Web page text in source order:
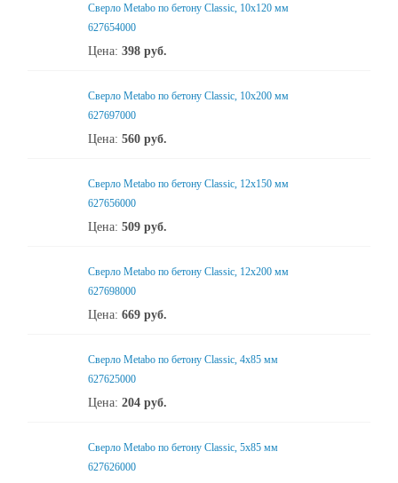
Сверло Metabo по бетону Classic, 10х120 мм
627654000
Цена: 398 руб.
Сверло Metabo по бетону Classic, 10х200 мм
627697000
Цена: 560 руб.
Сверло Metabo по бетону Classic, 12х150 мм
627656000
Цена: 509 руб.
Сверло Metabo по бетону Classic, 12х200 мм
627698000
Цена: 669 руб.
Сверло Metabo по бетону Classic, 4х85 мм
627625000
Цена: 204 руб.
Сверло Metabo по бетону Classic, 5х85 мм
627626000